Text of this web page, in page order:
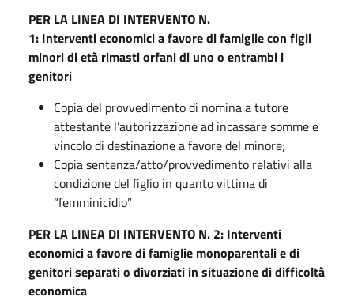
PER LA LINEA DI INTERVENTO N.
1: Interventi economici a favore di famiglie con figli
minori di età rimasti orfani di uno o entrambi i
genitori
Copia del provvedimento di nomina a tutore
attestante l’autorizzazione ad incassare somme e
vincolo di destinazione a favore del minore;
Copia sentenza/atto/provvedimento relativi alla
condizione del figlio in quanto vittima di
“femminicidio”
PER LA LINEA DI INTERVENTO N. 2: Interventi
economici a favore di famiglie monoparentali e di
genitori separati o divorziati in situazione di difficoltà
economica